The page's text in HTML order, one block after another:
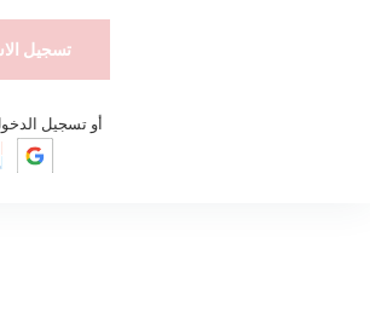
أو تسجيل الدخول باستخدام